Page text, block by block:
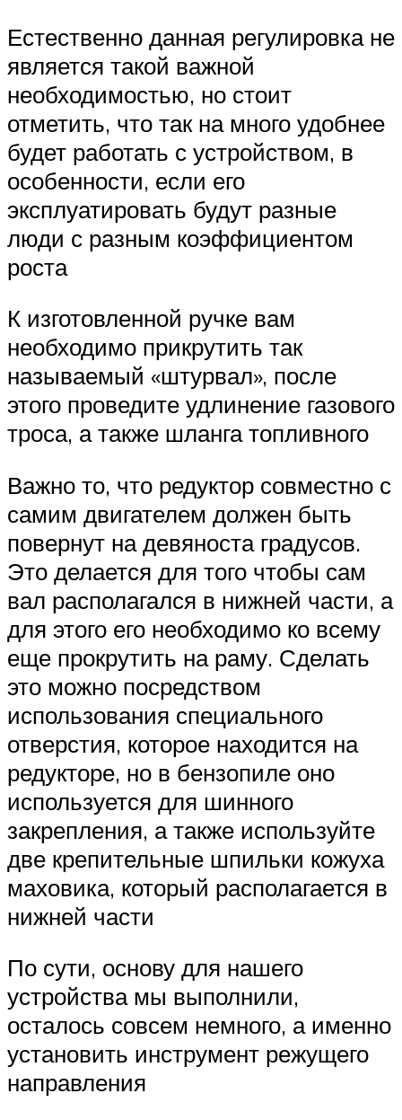
Естественно данная регулировка не
является такой важной
необходимостью, но стоит
отметить, что так на много удобнее
будет работать с устройством, в
особенности, если его
эксплуатировать будут разные
люди с разным коэффициентом
роста
К изготовленной ручке вам
необходимо прикрутить так
называемый «штурвал», после
этого проведите удлинение газового
троса, а также шланга топливного
Важно то, что редуктор совместно с
самим двигателем должен быть
повернут на девяноста градусов.
Это делается для того чтобы сам
вал располагался в нижней части, а
для этого его необходимо ко всему
еще прокрутить на раму. Сделать
это можно посредством
использования специального
отверстия, которое находится на
редукторе, но в бензопиле оно
используется для шинного
закрепления, а также используйте
две крепительные шпильки кожуха
маховика, который располагается в
нижней части
По сути, основу для нашего
устройства мы выполнили,
осталось совсем немного, а именно
установить инструмент режущего
направления